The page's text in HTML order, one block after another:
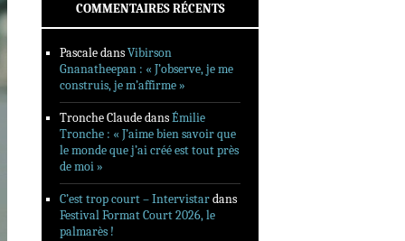
COMMENTAIRES RÉCENTS
PascaledansVibirson
Gnanatheepan : « J’observe, je me
construis, je m’affirme »
Tronche ClaudedansÉmilie
Tronche : « J’aime bien savoir que
le monde que j’ai créé est tout près
de moi »
C’est trop court – Intervistardans
Festival Format Court 2026, le
palmarès !